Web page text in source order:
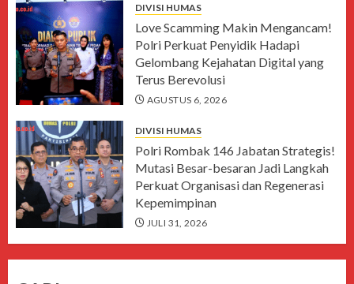
DIVISI HUMAS
Love Scamming Makin Mengancam!
Polri Perkuat Penyidik Hadapi
Gelombang Kejahatan Digital yang
Terus Berevolusi
AGUSTUS 6, 2026
DIVISI HUMAS
Polri Rombak 146 Jabatan Strategis!
Mutasi Besar-besaran Jadi Langkah
Perkuat Organisasi dan Regenerasi
Kepemimpinan
JULI 31, 2026